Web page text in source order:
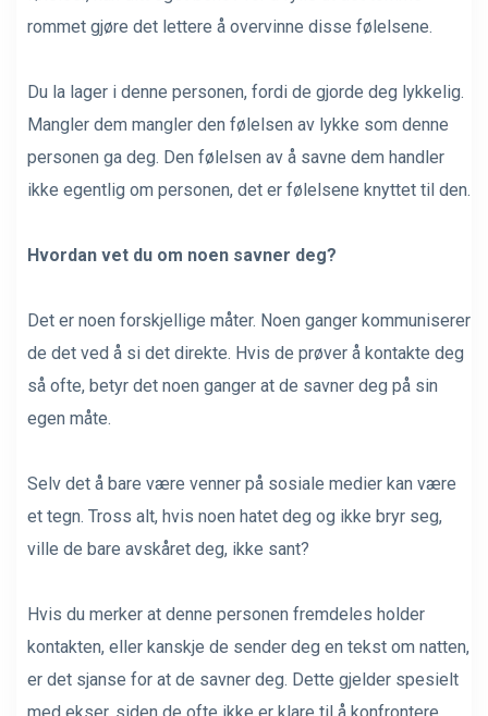
rommet gjøre det lettere å overvinne disse følelsene.
Du la lager i denne personen, fordi de gjorde deg lykkelig.
Mangler dem mangler den følelsen av lykke som denne
personen ga deg. Den følelsen av å savne dem handler
ikke egentlig om personen, det er følelsene knyttet til den.
Hvordan vet du om noen savner deg?
Det er noen forskjellige måter. Noen ganger kommuniserer
de det ved å si det direkte. Hvis de prøver å kontakte deg
så ofte, betyr det noen ganger at de savner deg på sin
egen måte.
Selv det å bare være venner på sosiale medier kan være
et tegn. Tross alt, hvis noen hatet deg og ikke bryr seg,
ville de bare avskåret deg, ikke sant?
Hvis du merker at denne personen fremdeles holder
kontakten, eller kanskje de sender deg en tekst om natten,
er det sjanse for at de savner deg. Dette gjelder spesielt